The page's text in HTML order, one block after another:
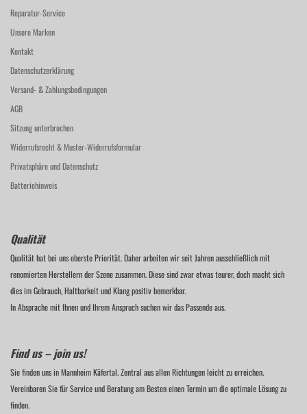
Reparatur-Service
Unsere Marken
Kontakt
Datenschutzerklärung
Versand- & Zahlungsbedingungen
AGB
Sitzung unterbrochen
Widerrufsrecht & Muster-Widerrufsformular
Privatsphäre und Datenschutz
Batteriehinweis
Qualität
Qualität hat bei uns oberste Priorität. Daher arbeiten wir seit Jahren ausschließlich mit
renomierten Herstellern der Szene zusammen. Diese sind zwar etwas teurer, doch macht sich
dies im Gebrauch, Haltbarkeit und Klang positiv bemerkbar.
In Absprache mit Ihnen und Ihrem Anspruch suchen wir das Passende aus.
Find us – join us!
Sie finden uns in Mannheim Käfertal. Zentral aus allen Richtungen leicht zu erreichen.
Vereinbaren Sie für Service und Beratung am Besten einen Termin um die optimale Lösung zu
finden.